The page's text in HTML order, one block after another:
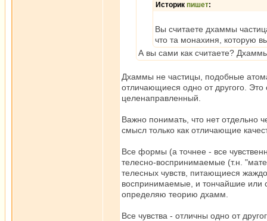
Историк пишет:
Вы считаете дхаммы
что та монахиня, которую
А вы сами как считаете?
Дхаммы не частицы, подобные
отличающиеся одно от другого.
целенаправленный.
Важно понимать, что нет отдельно
смысл только как отличающие
Все формы (а точнее - все
телесно-воспринимаемые (т.н.
телесных чувств, питающиеся
воспринимаемые, и тончайшие или
определяю теорию дхамм.
Все чувства - отличны одно от